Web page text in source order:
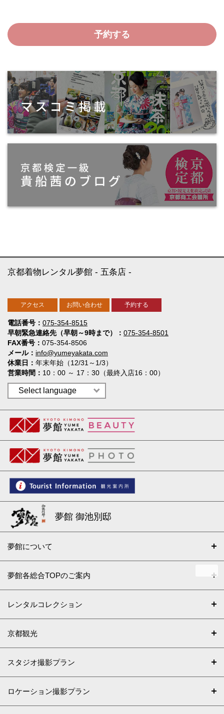
予約する
電話番号
075-354-8515
早朝緊急連絡先（早朝～9時まで）
075-354-8501
FAX番号
075-354-8506
メール
info@yumeyakata.com
休業日
年末年始（12/31～1/3）
営業時間
10：00 ～ 17：30（最終入店16：00）
京都着物レンタル夢館 五条店
アクセス お問い合わせ 予約する
夢館 御池別邸
夢館について
夢館各総合TOPのご案内
レンタルコレクション
京都観光
スタジオ撮影プラン
ロケーション撮影プラン